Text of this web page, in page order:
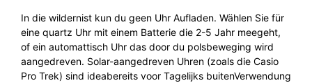
In die wildernist kun du geen Uhr Aufladen. Wählen Sie für
eine quartz Uhr mit einem Batterie die 2-5 Jahr meegeht,
of ein automattisch Uhr das door du polsbeweging wird
aangedreven. Solar-aangedreven Uhren (zoals die Casio
Pro Trek) sind ideabereits voor Tagelijks buitenVerwendung